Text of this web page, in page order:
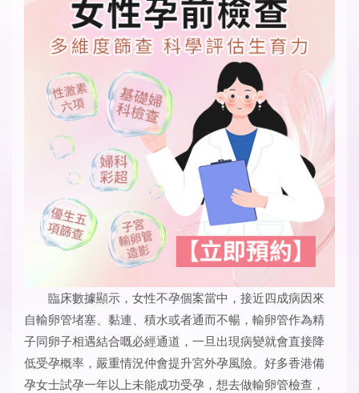
臨床數據顯示，女性不孕個案當中，接近四成病因來
自輸卵管堵塞、黏連、積水或者通而不暢，輸卵管作為精
子同卵子相遇結合嘅必經通道，一旦出現病變就會直接降
低受孕概率，嚴重情況仲會提升宮外孕風險。好多香港備
孕女士試孕一年以上未能成功受孕，想去做輸卵管檢查，